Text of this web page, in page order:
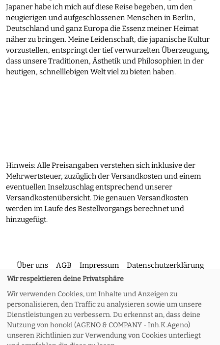
Japaner habe ich mich auf diese Reise begeben, um den
neugierigen und aufgeschlossenen Menschen in Berlin,
Deutschland und ganz Europa die Essenz meiner Heimat
näher zu bringen. Meine Leidenschaft, die japanische Kultur
vorzustellen, entspringt der tief verwurzelten Überzeugung,
dass unsere Traditionen, Ästhetik und Philosophien in der
heutigen, schnelllebigen Welt viel zu bieten haben.
Hinweis: Alle Preisangaben verstehen sich inklusive der
Mehrwertsteuer, zuzüglich der Versandkosten und einem
eventuellen Inselzuschlag entsprechend unserer
Versandkostenübersicht. Die genauen Versandkosten
werden im Laufe des Bestellvorgangs berechnet und
hinzugefügt.
Über uns AGB Impressum Datenschutzerklärung
Kontakt Versand und Rückgabe Widerruf
Zahlungsoptionen Meine Bestellung
Wir respektieren deine Privatsphäre
Wir verwenden Cookies, um Inhalte und Anzeigen zu
personalisieren, den Traffic zu analysieren sowie um unsere
Dienstleistungen zu verbessern. Du erkennst an, dass deine
Nutzung von honoki (AGENO & COMPANY - Inh.K.Ageno)
unseren Richtlinien zur Verwendung von Cookies unterliegt